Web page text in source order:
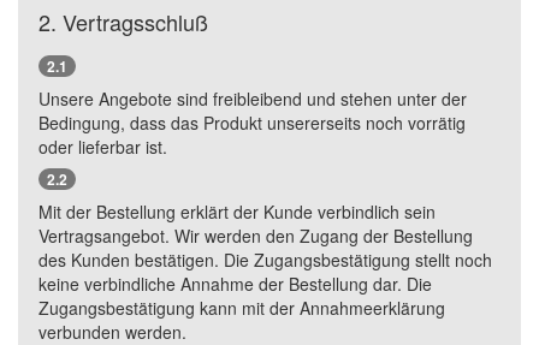
2. Vertragsschluß
2.1
Unsere Angebote sind freibleibend und stehen unter der
Bedingung, dass das Produkt unsererseits noch vorrätig
oder lieferbar ist.
2.2
Mit der Bestellung erklärt der Kunde verbindlich sein
Vertragsangebot. Wir werden den Zugang der Bestellung
des Kunden bestätigen. Die Zugangsbestätigung stellt noch
keine verbindliche Annahme der Bestellung dar. Die
Zugangsbestätigung kann mit der Annahmeerklärung
verbunden werden.